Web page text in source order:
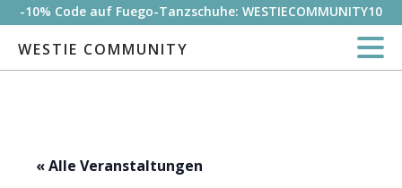
-10% Code auf Fuego-Tanzschuhe: WESTIECOMMUNITY10
WESTIE COMMUNITY
« Alle Veranstaltungen